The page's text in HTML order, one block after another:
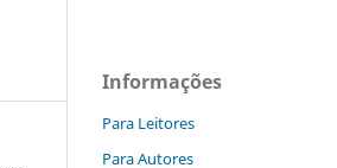
Informações
Para Leitores
Para Autores